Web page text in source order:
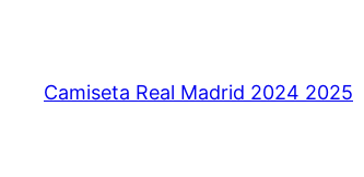
contenido
Camiseta Real Madrid 2024 2025